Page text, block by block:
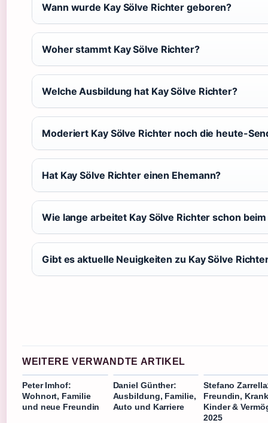
Wann wurde Kay Sölve Richter geboren?
Woher stammt Kay Sölve Richter?
Welche Ausbildung hat Kay Sölve Richter?
Moderiert Kay Sölve Richter noch die heute-
Hat Kay Sölve Richter einen Ehemann?
Wie lange arbeitet Kay Sölve Richter schon beim
Gibt es aktuelle Neuigkeiten zu Kay Sölve
WEITERE VERWANDTE ARTIKEL
Peter Imhof:
Wohnort, Familie
und neue Freundin
Daniel Günther:
Ausbildung, Familie,
Auto und Karriere
Stefano
Freundin,
Kinder &
2025